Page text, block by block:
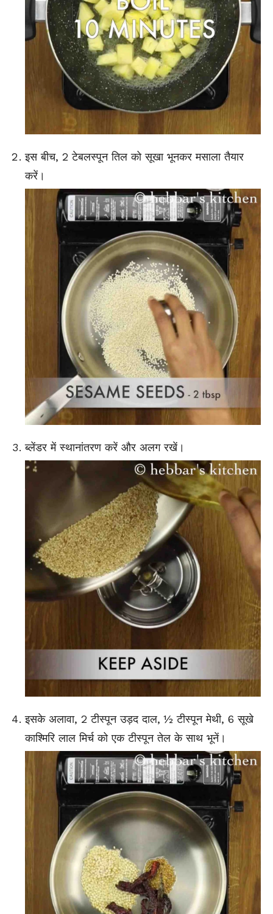
इस बीच, 2 टेबलस्पून तिल को सूखा भूनकर मसाला तैयार
करें।
ब्लेंडर में स्थानांतरण करें और अलग रखें।
इसके अलावा, 2 टीस्पून उड़द दाल, ½ टीस्पून मेथी, 6 सूखे
काश्मिरि लाल मिर्च को एक टीस्पून तेल के साथ भूनें।